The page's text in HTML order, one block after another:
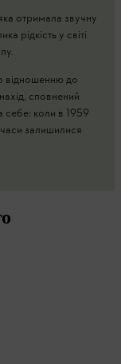
отримала звучну
рідкість у світі
відношенню до
сповнений
себе: коли в 1959
залишилися